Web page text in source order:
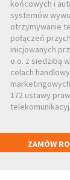
końcowych i
systemów
otrzymywanie
połączeń
inicjowanych
o.o. z siedzibą
celach
172 ustawy